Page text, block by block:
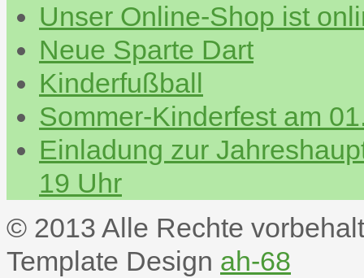
Unser Online-Shop ist
Neue Sparte Dart
Kinderfußball
Sommer-Kinderfest am
Einladung zur
19 Uhr
© 2013 Alle Rechte
Template Design ah-68